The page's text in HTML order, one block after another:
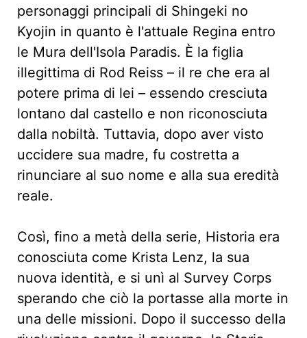
personaggi principali di Shingeki no
Kyojin in quanto è l'attuale Regina entro
le Mura dell'Isola Paradis. È la figlia
illegittima di Rod Reiss – il re che era al
potere prima di lei – essendo cresciuta
lontano dal castello e non riconosciuta
dalla nobiltà. Tuttavia, dopo aver visto
uccidere sua madre, fu costretta a
rinunciare al suo nome e alla sua eredità
reale.
Così, fino a metà della serie, Historia era
conosciuta come Krista Lenz, la sua
nuova identità, e si unì al Survey Corps
sperando che ciò la portasse alla morte in
una delle missioni. Dopo il successo della